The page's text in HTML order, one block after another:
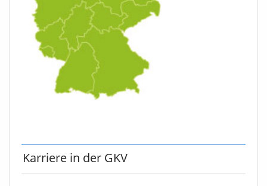
Karriere in der GKV